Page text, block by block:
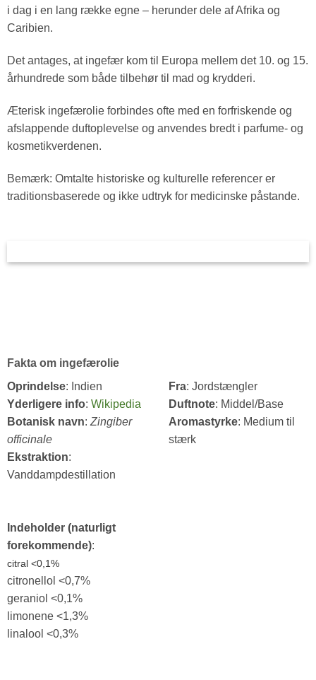
i dag i en lang række egne – herunder dele af Afrika og
Caribien.
Det antages, at ingefær kom til Europa mellem det 10. og 15.
århundrede som både tilbehør til mad og krydderi.
Æterisk ingefærolie forbindes ofte med en forfriskende og
afslappende duftoplevelse og anvendes bredt i parfume- og
kosmetikverdenen.
Bemærk: Omtalte historiske og kulturelle referencer er
traditionsbaserede og ikke udtryk for medicinske påstande.
Fakta om ingefærolie
Oprindelse: Indien
Yderligere info: Wikipedia
Botanisk navn: Zingiber
officinale
Ekstraktion:
Vanddampdestillation
Fra: Jordstængler
Duftnote: Middel/Base
Aromastyrke: Medium til
stærk
Indeholder (naturligt
forekommende):
citral <0,1%
citronellol <0,7%
geraniol <0,1%
limonene <1,3%
linalool <0,3%